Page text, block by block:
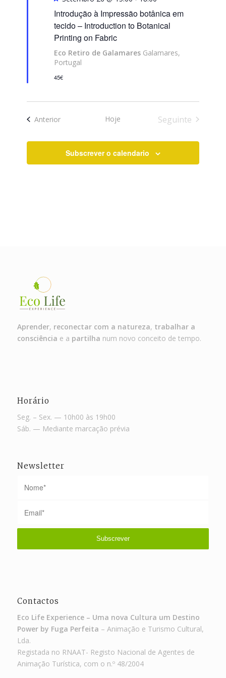
Introdução à Impressão botânica em
tecido – Introduction to Botanical
Printing on Fabric
Eco Retiro de Galamares Galamares,
Portugal
45€
AnteriorEventos Hoje
Seguinte
Subscrever o calendario
Aprender, reconectar com a natureza, trabalhar a
consciência e a partilha num novo conceito de tempo.
Horário
Seg. – Sex. — 10h00 às 19h00
Sáb. — Mediante marcação prévia
Newsletter
Contactos
Eco Life Experience – Uma nova Cultura um Destino
Power by Fuga Perfeita – Animação e Turismo Cultural,
Lda.
Registada no RNAAT- Registo Nacional de Agentes de
Animação Turística, com o n.º 48/2004